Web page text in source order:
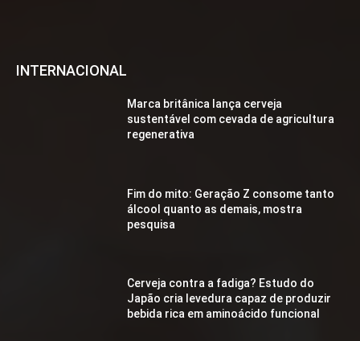
INTERNACIONAL
Marca britânica lança cerveja
sustentável com cevada de agricultura
regenerativa
Fim do mito: Geração Z consome tanto
álcool quanto as demais, mostra
pesquisa
Cerveja contra a fadiga? Estudo do
Japão cria levedura capaz de produzir
bebida rica em aminoácido funcional